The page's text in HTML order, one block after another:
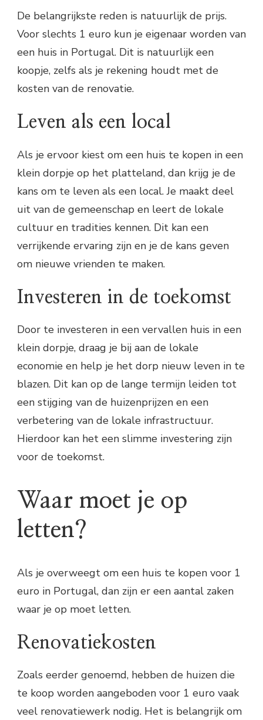
De belangrijkste reden is natuurlijk de prijs.
Voor slechts 1 euro kun je eigenaar worden van
een huis in Portugal. Dit is natuurlijk een
koopje, zelfs als je rekening houdt met de
kosten van de renovatie.
Leven als een local
Als je ervoor kiest om een huis te kopen in een
klein dorpje op het platteland, dan krijg je de
kans om te leven als een local. Je maakt deel
uit van de gemeenschap en leert de lokale
cultuur en tradities kennen. Dit kan een
verrijkende ervaring zijn en je de kans geven
om nieuwe vrienden te maken.
Investeren in de toekomst
Door te investeren in een vervallen huis in een
klein dorpje, draag je bij aan de lokale
economie en help je het dorp nieuw leven in te
blazen. Dit kan op de lange termijn leiden tot
een stijging van de huizenprijzen en een
verbetering van de lokale infrastructuur.
Hierdoor kan het een slimme investering zijn
voor de toekomst.
Waar moet je op
letten?
Als je overweegt om een huis te kopen voor 1
euro in Portugal, dan zijn er een aantal zaken
waar je op moet letten.
Renovatiekosten
Zoals eerder genoemd, hebben de huizen die
te koop worden aangeboden voor 1 euro vaak
veel renovatiewerk nodig. Het is belangrijk om